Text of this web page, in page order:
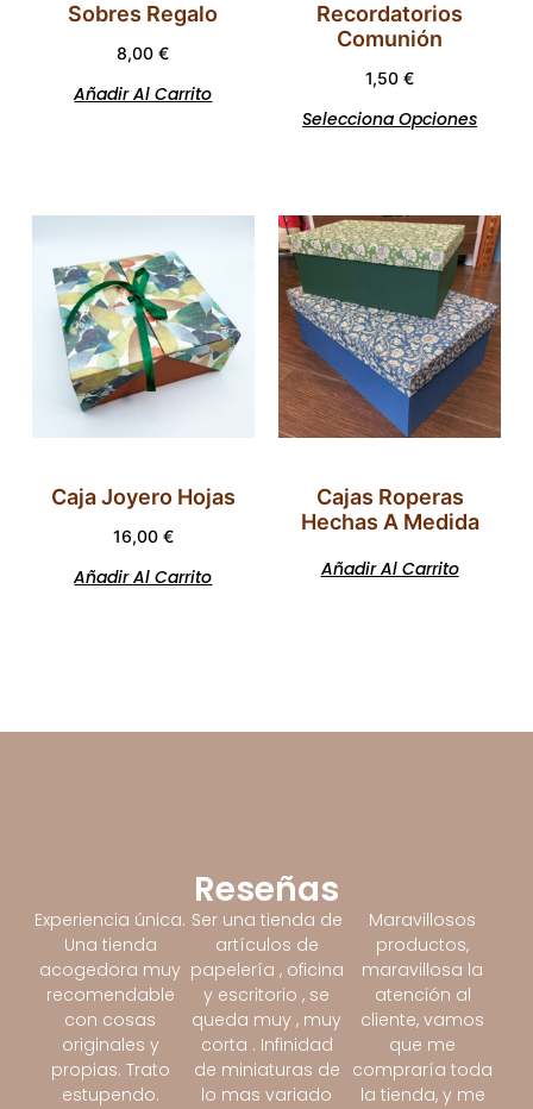
Sobres Regalo
8,00€
Añadir Al Carrito
Recordatorios
Comunión
1,50€
Selecciona Opciones
Caja Joyero Hojas
16,00 €
Añadir Al Carrito
Cajas Roperas
Hechas A Medida
Añadir Al Carrito
Reseñas
Experiencia única.
Una tienda
acogedora muy
recomendable
con cosas
originales y
propias. Trato
estupendo.
Ser una tienda de
artículos de
papelería , oficina
y escritorio , se
queda muy , muy
corta . Infinidad
de miniaturas de
lo mas variado
Maravillosos
productos,
maravillosa la
atención al
cliente, vamos
que me
compraría toda
la tienda, y me